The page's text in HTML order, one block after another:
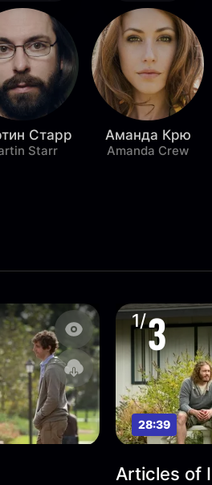
Старр
Starr
Аманда Крю
Amanda Crew
1/3
28:39
Articles of